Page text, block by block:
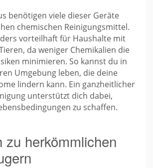
benötigen viele dieser Geräte
chemischen Reinigungsmittel.
vorteilhaft für Haushalte mit
da weniger Chemikalien die
minimieren. So kannst du in
Umgebung leben, die deine
lindern kann. Ein ganzheitlicher
unterstützt dich dabei,
zu schaffen.
zu herkömmlichen